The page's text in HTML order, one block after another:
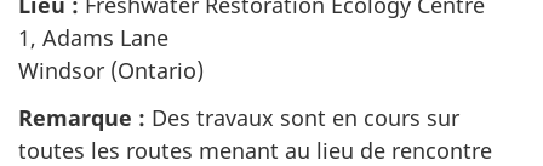
1, Adams Lane
Windsor (Ontario)
Remarque : Des travaux sont en cours sur
toutes les routes menant au lieu de rencontre